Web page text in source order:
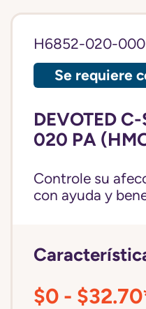
H6852-020-000
Se requiere
DEVOTED
020 PA
Controle su
con ayuda y
$0 -